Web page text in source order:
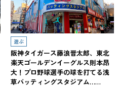
遊ぶ
阪神タイガース藤浪晋太郎、東北
楽天ゴールデンイーグルス則本昂
大！プロ野球選手の球を打てる浅
草バッティングスタジアム……